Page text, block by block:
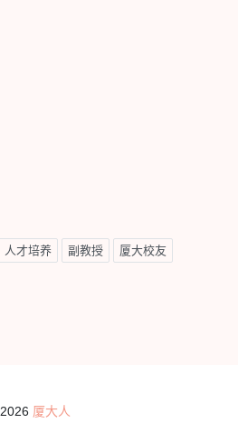
人才培养 副教授 厦大校友
2026 厦大人